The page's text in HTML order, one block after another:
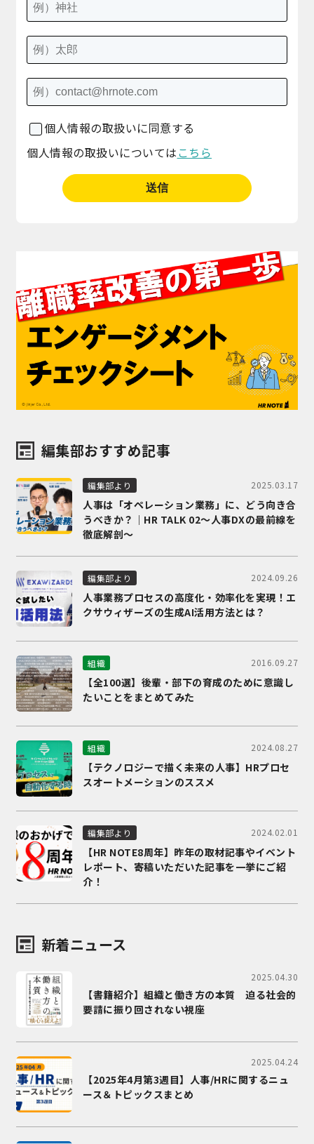
個人情報の取扱いに同意する
個人情報の取扱いについては こちら
編集部おすすめ記事
編集部より 2025.03.17
人事は「オペレーション業務」に、どう向き合
うべきか？｜HR TALK 02～人事DXの最前線を
徹底解剖～
編集部より 2024.09.26
人事業務プロセスの高度化・効率化を実現！エ
クサウィザーズの生成AI活用方法とは？
組織 2016.09.27
【全100選】後輩・部下の育成のために意識し
たいことをまとめてみた
組織 2024.08.27
【テクノロジーで描く未来の人事】HRプロセ
スオートメーションのススメ
編集部より 2024.02.01
【HR NOTE8周年】昨年の取材記事やイベント
レポート、寄稿いただいた記事を一挙にご紹
介！
新着ニュース
2025.04.30
【書籍紹介】組織と働き方の本質 迫る社会的
要請に振り回されない視座
2025.04.24
【2025年4月第3週目】人事/HRに関するニュ
ース＆トピックスまとめ